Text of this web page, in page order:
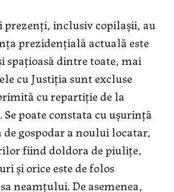
prezenţi, inclusiv copilaşii, au
prezidenţială actuală este
spaţioasă dintre toate, mai
cu Justiţia sunt excluse
cu repartiţie de la
poate constata cu uşurinţă
gospodar a noului locatar,
fiind doldora de piuliţe,
şi orice este de folos
neamţului. De asemenea,